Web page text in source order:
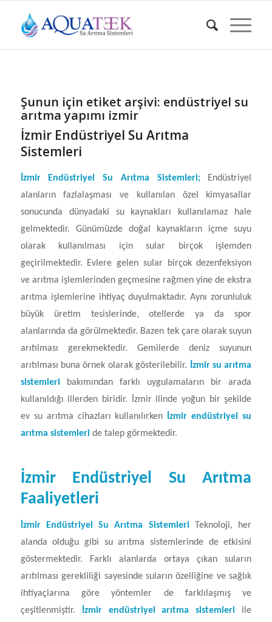
Şunun için etiket arşivi: endüstriyel su
arıtma yapımı izmir
İzmir Endüstriyel Su Arıtma
Sistemleri
İzmir Endüstriyel Su Arıtma Sistemleri; Endüstriyel
alanların fazlalaşması ve kullanılan özel kimyasallar
sonucunda dünyadaki su kaynakları kullanılamaz hale
gelmektedir. Günümüzde doğal kaynakların içme suyu
olarak kullanılması için sular birçok işlemden
geçirilmektedir. Evlere gelen sular birçok dezenfeksiyon
ve arıtma işlemlerinden geçmesine rağmen yine de ekstra
arıtma işlemlerine ihtiyaç duyulmaktadır. Aynı zorunluluk
büyük üretim tesislerinde, otellerde ya da spor
alanlarında da görülmektedir. Bazen tek çare olarak suyun
arıtılması gerekmektedir. Gemilerde deniz suyunun
arıtılması buna örnek olarak gösterilebilir.
İzmir su arıtma
sistemleribakımından farklı uygulamaların bir arada
kullanıldığı illerden biridir. İzmir ilinde yoğun bir şekilde
ev su arıtma cihazları kullanılırken
İzmir endüstriyel su
arıtma sistemleride talep görmektedir.
İzmir Endüstriyel Su Arıtma
Faaliyetleri
İzmir Endüstriyel Su Arıtma SistemleriTeknoloji, her
alanda olduğu gibi su arıtma sistemlerinde de etkisini
göstermektedir. Farklı alanlarda ortaya çıkan suların
arıtılması gerekliliği sayesinde suların özelliğine ve sağlık
ihtiyaçlarına göre yöntemler de farklılaşmış ve
çeşitlenmiştir.
İzmir endüstriyel arıtma sistemleri ile